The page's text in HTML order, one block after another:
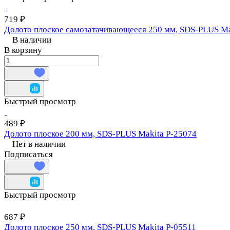
719 ₽
Долото плоское самозатачивающееся 250 мм, SDS-PLUS
В наличии
В корзину
Быстрый просмотр
489 ₽
Долото плоское 200 мм, SDS-PLUS Makita P-25074
Нет в наличии
Подписаться
Быстрый просмотр
687 ₽
Долото плоское 250 мм, SDS-PLUS Makita P-05511